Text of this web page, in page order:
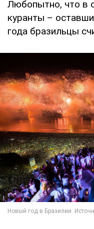
Любопытно, что в
куранты –
года бразильцы